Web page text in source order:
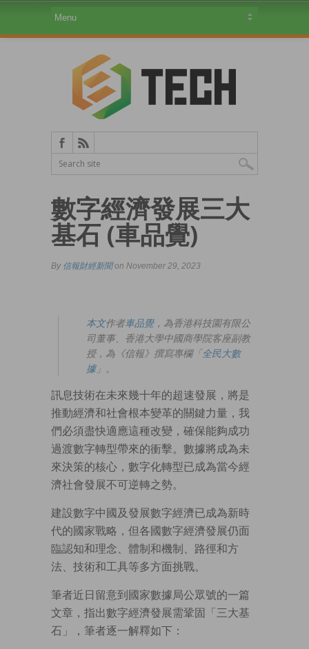
數字經濟發展三大
基石 (車品覺)
By 信報財經新聞on November 29, 2023
本文作者車品覺，為香港科技園有限公
司董事、香港大學中國商學院客座副教
授，為《信報》撰寫專欄「全民大數
據」
。
訊息技術在未來幾十年的超速發展，將是
推動經濟和社會根本變革的關鍵力量，我
們必須盡快適應這種改變，確保能夠成功
過渡數字轉型帶來的衝擊。數據將成為未
來決策的核心，數字化轉型已成為當今經
濟社會發展不可逆轉之勢。
建設數字中國及發展數字經濟已成為新時
代的國家戰略，但各國數字經濟發展仍面
臨認知和理念、體制和機制、路徑和方
法、技術和工具等多方面挑戰。
筆者近日留意到國家數據局公眾號的一篇
文章，指出數字經濟發展需鞏固「三大基
石」，筆者逐一解釋如下：